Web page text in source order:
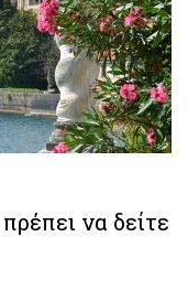
να δείτε